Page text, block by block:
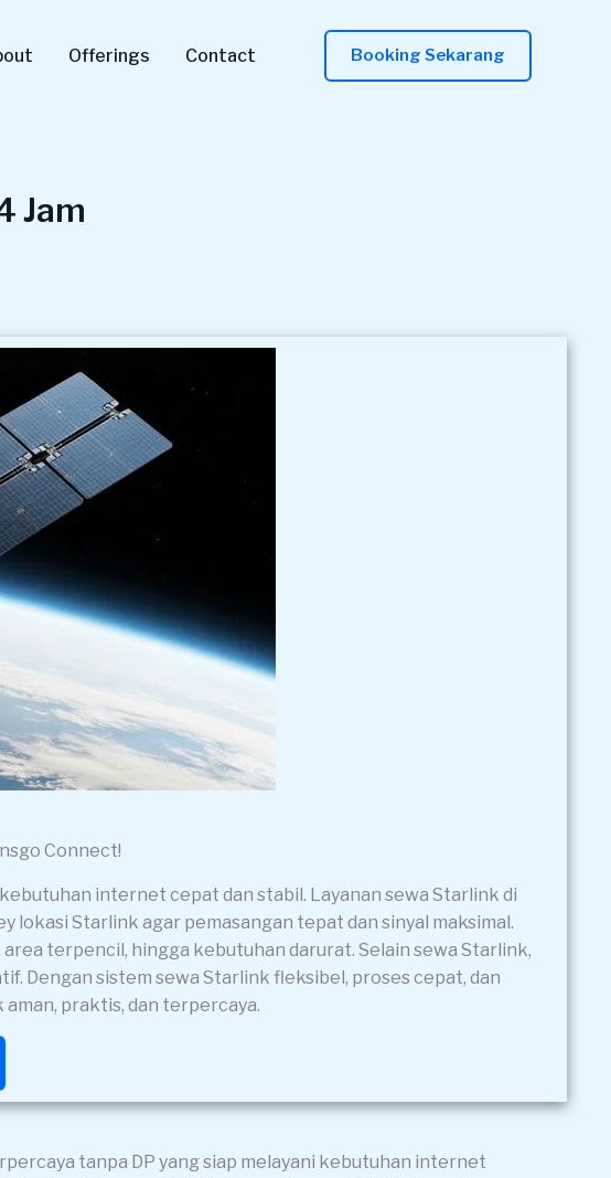
Offerings Contact Booking Sekarang
Jam
Connect!
internet cepat dan stabil. Layanan sewa Starlink di
Starlink agar pemasangan tepat dan sinyal maksimal.
terpencil, hingga kebutuhan darurat. Selain sewa Starlink,
Dengan sistem sewa Starlink fleksibel, proses cepat, dan
praktis, dan terpercaya.
tanpa DP yang siap melayani kebutuhan internet